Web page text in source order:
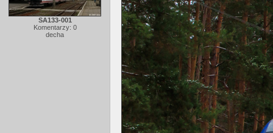
SA133-001
Komentarzy: 0
decha